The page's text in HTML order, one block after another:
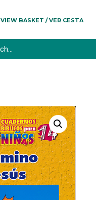
VIEW BASKET / VER CESTA